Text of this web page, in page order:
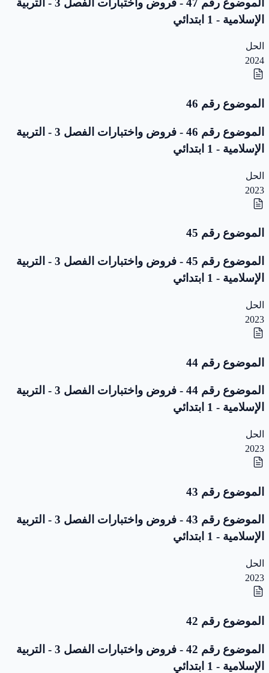
الموضوع رقم 47 - فروض واختبارات الفصل 3 - التربية
الإسلامية - 1 ابتدائي
الحل
2024
الموضوع رقم 46
الموضوع رقم 46 - فروض واختبارات الفصل 3 - التربية
الإسلامية - 1 ابتدائي
الحل
2023
الموضوع رقم 45
الموضوع رقم 45 - فروض واختبارات الفصل 3 - التربية
الإسلامية - 1 ابتدائي
الحل
2023
الموضوع رقم 44
الموضوع رقم 44 - فروض واختبارات الفصل 3 - التربية
الإسلامية - 1 ابتدائي
الحل
2023
الموضوع رقم 43
الموضوع رقم 43 - فروض واختبارات الفصل 3 - التربية
الإسلامية - 1 ابتدائي
الحل
2023
الموضوع رقم 42
الموضوع رقم 42 - فروض واختبارات الفصل 3 - التربية
الإسلامية - 1 ابتدائي